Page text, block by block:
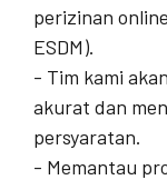
perizinan
ESDM).
- Tim kami
akurat dan
persyaratan.
- Memantau